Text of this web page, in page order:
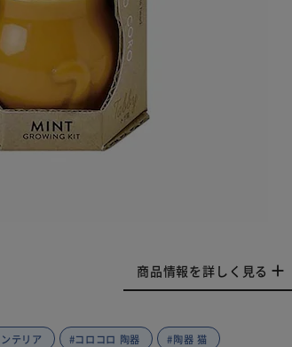
商品情報を詳しく見る
テリア #コロコロ 陶器 #陶器 猫